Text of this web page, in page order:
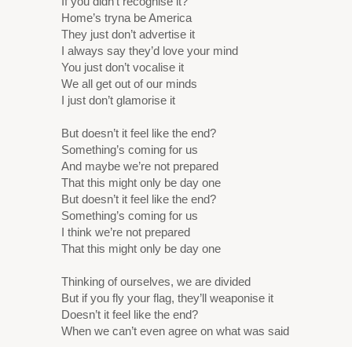
Home’s tryna be America
They just don’t advertise it
I always say they’d love your mind
You just don’t vocalise it
We all get out of our minds
I just don’t glamorise it
But doesn’t it feel like the end?
Something’s coming for us
And maybe we’re not prepared
That this might only be day one
But doesn’t it feel like the end?
Something’s coming for us
I think we’re not prepared
That this might only be day one
Thinking of ourselves, we are divided
But if you fly your flag, they’ll weaponise it
Doesn’t it feel like the end?
When we can’t even agree on what was said